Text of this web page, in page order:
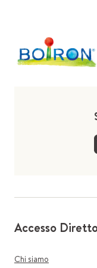
Accesso
Chi siamo